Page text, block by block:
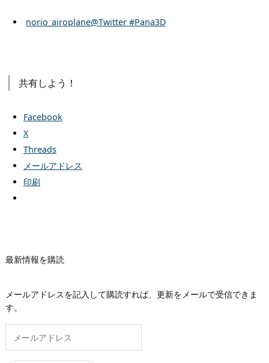
norio_airoplane@Twitter #Pana3D
共有しよう！
Facebook
X
Threads
メールアドレス
印刷
最新情報を購読
メールアドレスを記入して購読すれば、更新をメールで受信できま
す。